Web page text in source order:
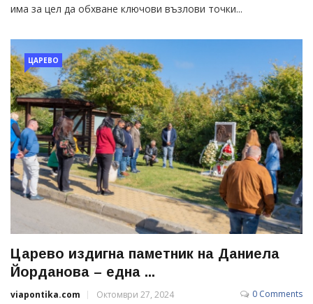
има за цел да обхване ключови възлови точки...
ЦАРЕВО
Царево издигна паметник на Даниела
Йорданова – една ...
viapontika.com Октомври 27, 2024 0 Comments